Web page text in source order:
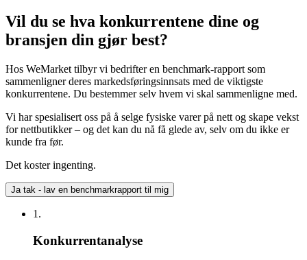
Vil du se hva konkurrentene dine og
bransjen din gjør best?
Hos WeMarket tilbyr vi bedrifter en benchmark-rapport som
sammenligner deres markedsføringsinnsats med de viktigste
konkurrentene. Du bestemmer selv hvem vi skal sammenligne med.
Vi har spesialisert oss på å selge fysiske varer på nett og skape vekst
for nettbutikker – og det kan du nå få glede av, selv om du ikke er
kunde fra før.
Det koster ingenting.
Ja tak - lav en benchmarkrapport til mig
1.
Konkurrentanalyse